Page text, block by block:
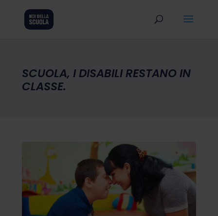
SCUOLA, I DISABILI RESTANO IN
CLASSE.